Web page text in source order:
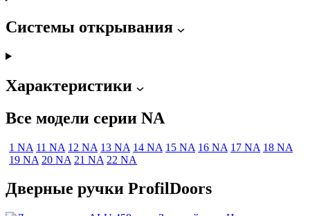
Системы открывания
Характеристики
Все модели серии NA
1 NA 11 NA 12 NA 13 NA 14 NA 15 NA 16 NA 17 NA 18 NA
19 NA 20 NA 21 NA 22 NA
Дверные ручки ProfilDoors